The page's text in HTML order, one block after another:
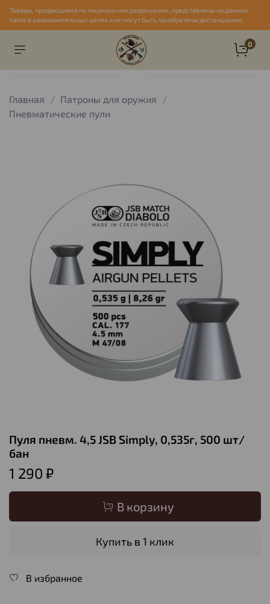
Товары, продающиеся по лицензии или разрешению, представлены на данном
сайте в ознакомительных целях и не могут быть приобретены дистанционно
0
Главная
Патроны для оружия
Пневматические пули
Пуля пневм. 4,5 JSB Simply, 0,535г, 500 шт/
бан
1 290 ₽
В корзину
Купить в 1 клик
В избранное